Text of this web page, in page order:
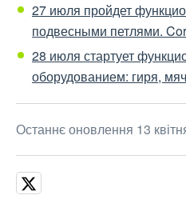
27 июля пройдет
подвесными петлями.
28 июля стартует
оборудованием: гиря,
Останнє оновлення 13